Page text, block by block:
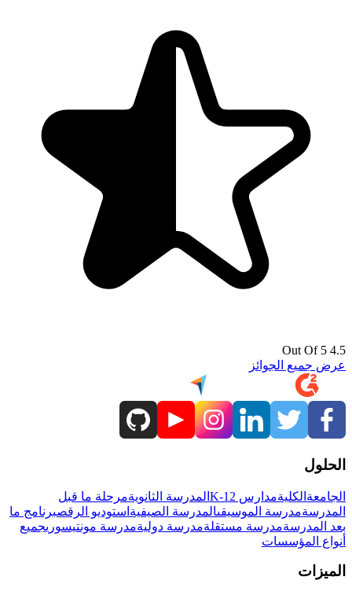
4.5 Out Of 5
عرض جميع الجوائز
الحلول
الجامعة الكليةمدارس K-12 المدرسة الثانويةمرحلة ما قبل
المدرسةمدرسة الموسيقىالمدرسة الصيفية استوديو الرقصبرنامج ما
بعد المدرسةمدرسة مستقلةمدرسة دوليةمدرسة مونتيسوريجميع
أنواع المؤسسات
الميزات